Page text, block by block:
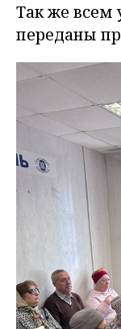
Так же всем
переданы